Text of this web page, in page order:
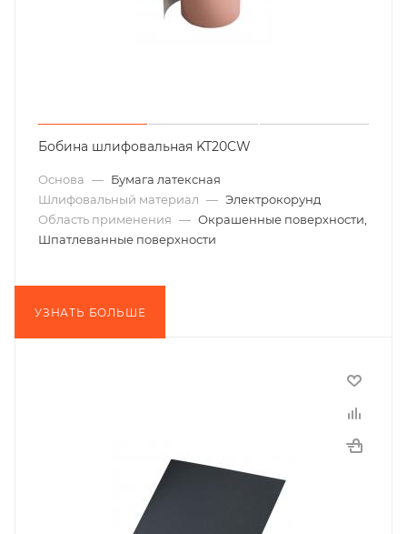
Бобина шлифовальная KT20CW
Основа — Бумага латексная
Шлифовальный материал — Электрокорунд
Область применения — Окрашенные поверхности,
Шпатлеванные поверхности
УЗНАТЬ БОЛЬШЕ